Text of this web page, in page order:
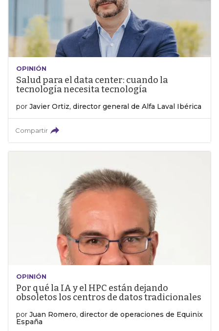
OPINIÓN
Salud para el data center: cuando la
tecnología necesita tecnología
por Javier Ortiz, director general de Alfa Laval Ibérica
Compartir
OPINIÓN
Por qué la IA y el HPC están dejando
obsoletos los centros de datos tradicionales
por Juan Romero, director de operaciones de Equinix
España